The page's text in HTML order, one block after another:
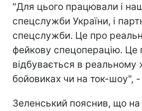
"Для цього працювали і
спецслужби України, і
спецслужби. Це про
фейкову спецоперацію. Це
відбувається в реальному
бойовиках чи на ток-шоу", -
Зеленський пояснив, що на